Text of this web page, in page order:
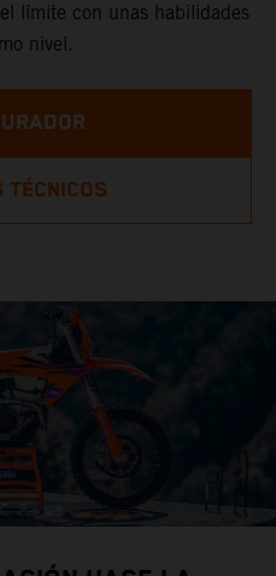
límite con unas habilidades
nivel.
TÉCNICOS